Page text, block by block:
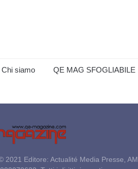
Chi siamo QE MAG SFOGLIABILE
2021 Editore: Actualité Media Presse,